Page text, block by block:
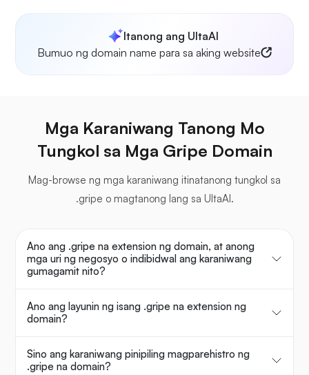
Itanong ang UltaAI
Bumuo ng domain name para sa aking website
Mga Karaniwang Tanong Mo
Tungkol sa Mga Gripe Domain
Mag-browse ng mga karaniwang itinatanong tungkol sa
.gripe o magtanong lang sa UltaAI.
Ano ang .gripe na extension ng domain, at anong
mga uri ng negosyo o indibidwal ang karaniwang
gumagamit nito?
Ano ang layunin ng isang .gripe na extension ng
domain?
Sino ang karaniwang pinipiling magparehistro ng
.gripe na domain?